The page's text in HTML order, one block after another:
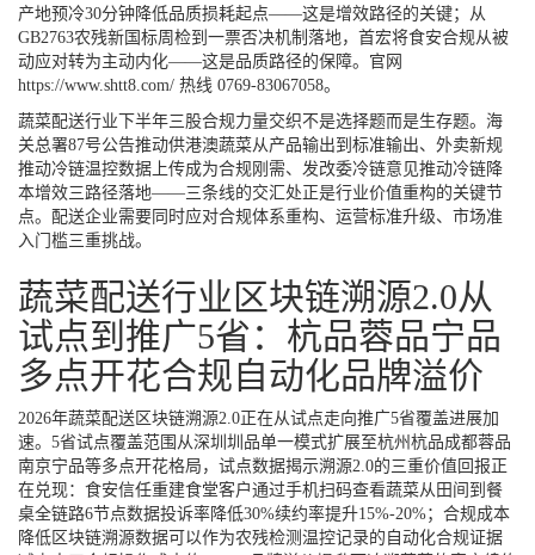
产地预冷30分钟降低品质损耗起点——这是增效路径的关键；从
GB2763农残新国标周检到一票否决机制落地，首宏将食安合规从被
动应对转为主动内化——这是品质路径的保障。官网
https://www.shtt8.com/ 热线 0769-83067058。
蔬菜配送行业下半年三股合规力量交织不是选择题而是生存题。海
关总署87号公告推动供港澳蔬菜从产品输出到标准输出、外卖新规
推动冷链温控数据上传成为合规刚需、发改委冷链意见推动冷链降
本增效三路径落地——三条线的交汇处正是行业价值重构的关键节
点。配送企业需要同时应对合规体系重构、运营标准升级、市场准
入门槛三重挑战。
蔬菜配送行业区块链溯源2.0从
试点到推广5省：杭品蓉品宁品
多点开花合规自动化品牌溢价
2026年蔬菜配送区块链溯源2.0正在从试点走向推广5省覆盖进展加
速。5省试点覆盖范围从深圳圳品单一模式扩展至杭州杭品成都蓉品
南京宁品等多点开花格局，试点数据揭示溯源2.0的三重价值回报正
在兑现：食安信任重建食堂客户通过手机扫码查看蔬菜从田间到餐
桌全链路6节点数据投诉率降低30%续约率提升15%-20%；合规成本
降低区块链溯源数据可以作为农残检测温控记录的自动化合规证据